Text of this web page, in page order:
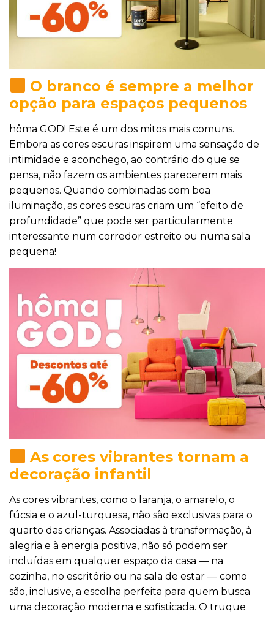
O branco é sempre a melhor
opção para espaços pequenos
hôma GOD! Este é um dos mitos mais comuns.
Embora as cores escuras inspirem uma sensação de
intimidade e aconchego, ao contrário do que se
pensa, não fazem os ambientes parecerem mais
pequenos. Quando combinadas com boa
iluminação, as cores escuras criam um “efeito de
profundidade” que pode ser particularmente
interessante num corredor estreito ou numa sala
pequena!
As cores vibrantes tornam a
decoração infantil
As cores vibrantes, como o laranja, o amarelo, o
fúcsia e o azul-turquesa, não são exclusivas para o
quarto das crianças. Associadas à transformação, à
alegria e à energia positiva, não só podem ser
incluídas em qualquer espaço da casa — na
cozinha, no escritório ou na sala de estar — como
são, inclusive, a escolha perfeita para quem busca
uma decoração moderna e sofisticada. O truque